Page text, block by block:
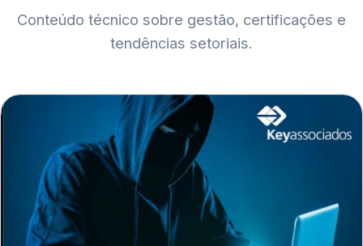
Conteúdo técnico sobre gestão, certificações e
tendências setoriais.